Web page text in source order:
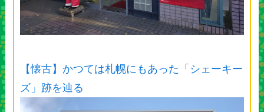
【懐古】かつては札幌にもあった「シェーキー
ズ」跡を辿る